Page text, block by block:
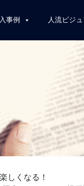
事例 人流ビジ
しくなる！